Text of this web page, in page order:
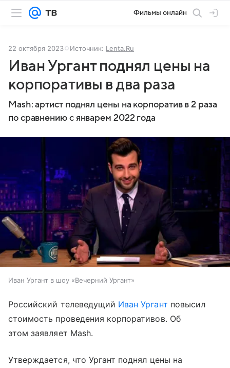
Фильмы онлайн
22 октября 2023 Источник: Lenta.Ru
Иван Ургант поднял цены на
корпоративы в два раза
Mash: артист поднял цены на корпоратив в 2 раза
по сравнению с январем 2022 года
Иван Ургант в шоу «Вечерний Ургант»
Российский телеведущий Иван Ургант повысил
стоимость проведения корпоративов. Об
этом заявляет Mash.
Утверждается, что Ургант поднял цены на